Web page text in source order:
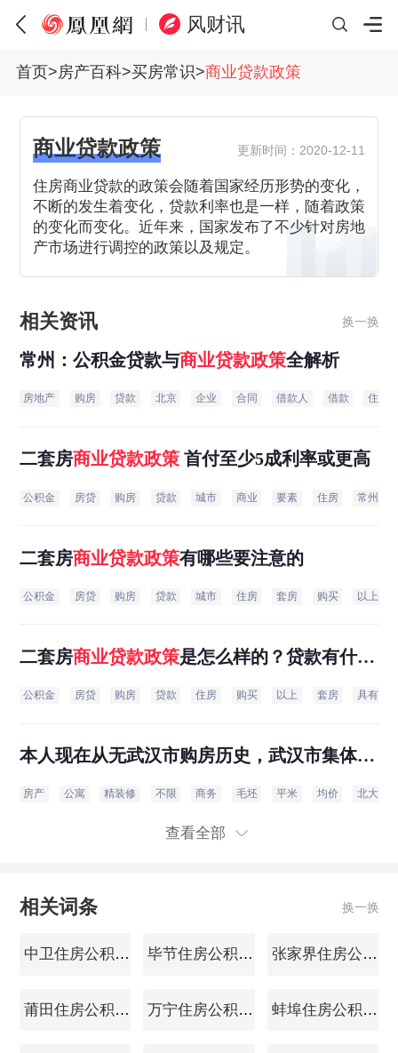
风财讯
首页>房产百科>买房常识>商业贷款政策
商业贷款政策 更新时间：2020-12-11
住房商业贷款的政策会随着国家经历形势的变化，
不断的发生着变化，贷款利率也是一样，随着政策
的变化而变化。近年来，国家发布了不少针对房地
产市场进行调控的政策以及规定。
相关资讯 换一换
常州：公积金贷款与商业贷款政策全解析
房地产 购房 贷款 北京 企业 合同 借款人 借款 住房
二套房商业贷款政策首付至少5成利率或更高
公积金 房贷 购房 贷款 城市 商业 要素 住房 常州
二套房商业贷款政策有哪些要注意的
公积金 房贷 购房 贷款 城市 住房 套房 购买 以上
二套房商业贷款政策是怎么样的？贷款有什么
公积金 房贷 购房 贷款 住房 购买 以上 套房 具有
本人现在从无武汉市购房历史，武汉市集体户
史，请问现在想投资一间汉阳区的商住两用
楼，下半年想再购入汉阳区一套住宅楼。是否
房产 公寓 精装修 不限 商务 毛坯 平米 均价 北大
查看全部
相关词条 换一换
中卫住房公积金查询 毕节住房公积金查询 张家界住房公积金查询
莆田住房公积金查询 万宁住房公积金查询 蚌埠住房公积金查询